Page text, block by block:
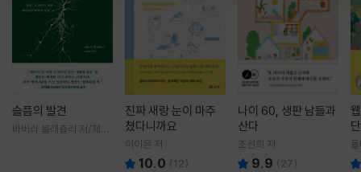
슬픔의 발견
바버라 블래츨리 저/제효
진짜 새랑 눈이 마주
쳤다니까요
이이은 저
10.0 (12)
나이 60, 생판 남들과
산다
조선희 저
9.9 ( 27)